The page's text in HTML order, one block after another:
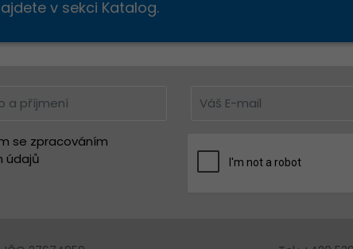
v sekci Katalog.
se zpracováním
údajů